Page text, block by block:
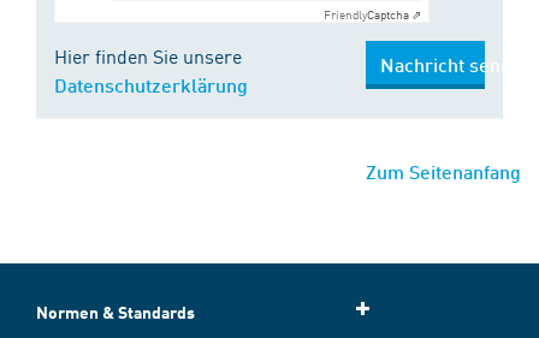
FriendlyCaptcha ⇗
Hier finden Sie unsere
Datenschutzerklärung
Nachricht senden
Zum Seitenanfang
Normen & Standards